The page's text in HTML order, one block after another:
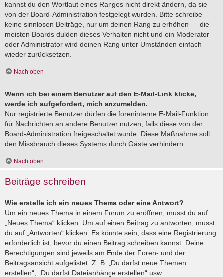
kannst du den Wortlaut eines Ranges nicht direkt ändern, da sie
von der Board-Administration festgelegt wurden. Bitte schreibe
keine sinnlosen Beiträge, nur um deinen Rang zu erhöhen — die
meisten Boards dulden dieses Verhalten nicht und ein Moderator
oder Administrator wird deinen Rang unter Umständen einfach
wieder zurücksetzen.
Nach oben
Wenn ich bei einem Benutzer auf den E-Mail-Link klicke,
werde ich aufgefordert, mich anzumelden.
Nur registrierte Benutzer dürfen die foreninterne E-Mail-Funktion
für Nachrichten an andere Benutzer nutzen, falls diese von der
Board-Administration freigeschaltet wurde. Diese Maßnahme soll
den Missbrauch dieses Systems durch Gäste verhindern.
Nach oben
Beiträge schreiben
Wie erstelle ich ein neues Thema oder eine Antwort?
Um ein neues Thema in einem Forum zu eröffnen, musst du auf
„Neues Thema“ klicken. Um auf einen Beitrag zu antworten, musst
du auf „Antworten“ klicken. Es könnte sein, dass eine Registrierung
erforderlich ist, bevor du einen Beitrag schreiben kannst. Deine
Berechtigungen sind jeweils am Ende der Foren- und der
Beitragsansicht aufgelistet. Z. B. „Du darfst neue Themen
erstellen“, „Du darfst Dateianhänge erstellen“ usw.